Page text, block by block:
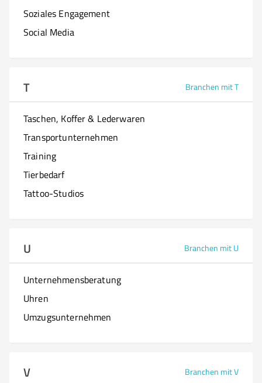
Soziales Engagement
Social Media
T Branchen mit T
Taschen, Koffer & Lederwaren
Transportunternehmen
Training
Tierbedarf
Tattoo-Studios
U Branchen mit U
Unternehmensberatung
Uhren
Umzugsunternehmen
V Branchen mit V